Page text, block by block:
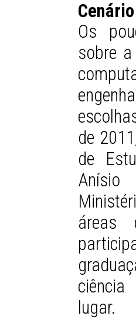
Os
sobre
de
de
Anísio
áreas
lugar.